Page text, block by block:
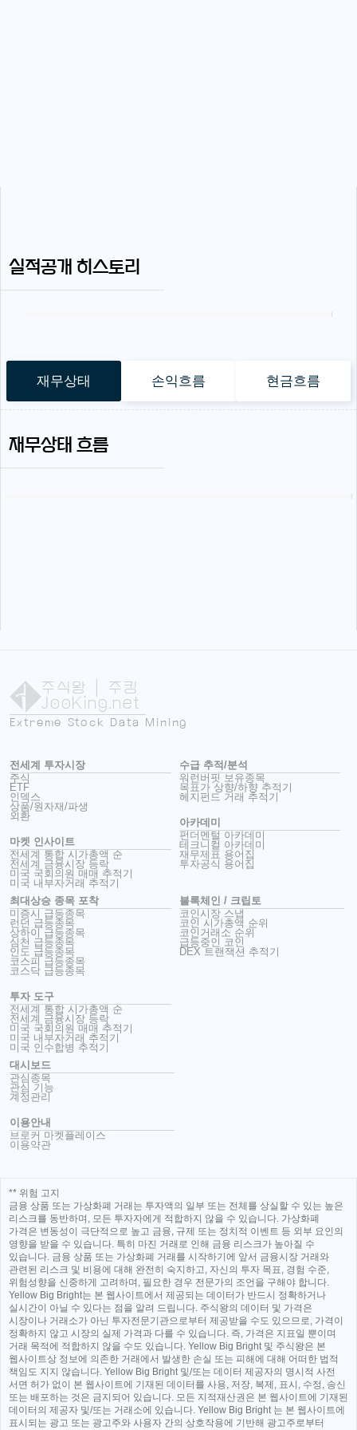
실적공개 히스토리
재무상태 손익흐름 현금흐름
재무상태 흐름
주식왕 | 주킹
JooKing.net
Extreme Stock Data Mining
전세계 투자시장
주식
ETF
인덱스
상품/원자재/파생
외환
마켓 인사이트
전세계 통합 시가총액 순
전세계 금융시장 등락
미국 국회의원 매매 추적기
미국 내부자거래 추적기
수급 추적/분석
워런버핏 보유종목
목표가 상향/하향 추적기
헤지펀드 거래 추적기
아카데미
펀더멘털 아카데미
테크니컬 아카데미
재무제표 용어집
투자공식 용어집
최대상승 종목 포착
미증시 급등종목
런던 급등종목
상하이 급등종목
심천 급등종목
인도 급등종목
코스피 급등종목
코스닥 급등종목
투자 도구
전세계 통합 시가총액 순
전세계 금융시장 등락
미국 국회의원 매매 추적기
미국 내부자거래 추적기
미국 인수합병 추적기
블록체인 / 크립토
코인시장 스냅
코인 시가총액 순위
코인거래소 순위
급등중인 코인
DEX 트랜잭션 추적기
대시보드
관심종목
관심 기능
계정관리
이용안내
브로커 마켓플레이스
이용약관
** 위험 고지
금융 상품 또는 가상화폐 거래는 투자액의 일부 또는 전체를 상실할 수 있는 높은
리스크를 동반하며, 모든 투자자에게 적합하지 않을 수 있습니다. 가상화폐
가격은 변동성이 극단적으로 높고 금융, 규제 또는 정치적 이벤트 등 외부 요인의
영향을 받을 수 있습니다. 특히 마진 거래로 인해 금융 리스크가 높아질 수
있습니다. 금융 상품 또는 가상화폐 거래를 시작하기에 앞서 금융시장 거래와
관련된 리스크 및 비용에 대해 완전히 숙지하고, 자신의 투자 목표, 경험 수준,
위험성향을 신중하게 고려하며, 필요한 경우 전문가의 조언을 구해야 합니다.
Yellow Big Bright는 본 웹사이트에서 제공되는 데이터가 반드시 정확하거나
실시간이 아닐 수 있다는 점을 알려 드립니다. 주식왕의 데이터 및 가격은
시장이나 거래소가 아닌 투자전문기관으로부터 제공받을 수도 있으므로, 가격이
정확하지 않고 시장의 실제 가격과 다를 수 있습니다. 즉, 가격은 지표일 뿐이며
거래 목적에 적합하지 않을 수도 있습니다. Yellow Big Bright 및 주식왕은 본
웹사이트상 정보에 의존한 거래에서 발생한 손실 또는 피해에 대해 어떠한 법적
책임도 지지 않습니다. Yellow Big Bright 및/또는 데이터 제공자의 명시적 사전
서면 허가 없이 본 웹사이트에 기재된 데이터를 사용, 저장, 복제, 표시, 수정, 송신
또는 배포하는 것은 금지되어 있습니다. 모든 지적재산권은 본 웹사이트에 기재된
데이터의 제공자 및/또는 거래소에 있습니다. Yellow Big Bright 는 본 웹사이트에
표시되는 광고 또는 광고주와 사용자 간의 상호작용에 기반해 광고주로부터